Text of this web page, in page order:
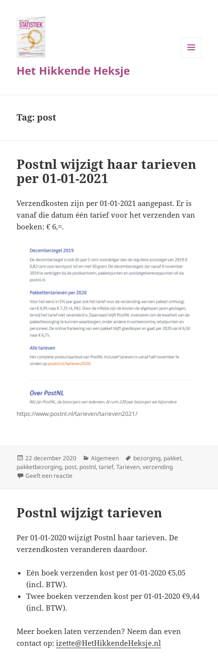
Het Hikkende Heksje
Tag:post
Postnl wijzigt haar tarieven
per 01-01-2021
Verzendkosten zijn per 01-01-2021 aangepast. Er is
vanaf die datum één tarief voor het verzenden van
boeken: € 6,=.
https://www.postnl.nl/tarieven/tarieven2021/
Geplaatst
op
22 december 2020 Categorieën
Algemeen Tags
bezorging, pakket,
pakketbezorging, post, postnl,tarief,Tarieven,verzending
Geeft een reactie
Postnl wijzigt tarieven
Per 01-01-2020 wijzigt Postnl haar tarieven. De
verzendkosten veranderen daardoor.
Eén boek verzenden kost per 01-01-2020 €5,05
(incl. BTW).
Twee boeken verzenden kost per 01-01-2020 €9,44
(incl. BTW).
Meer boeken laten verzenden? Neem dan even
contact op:izette@HetHikkendeHeksje.nl